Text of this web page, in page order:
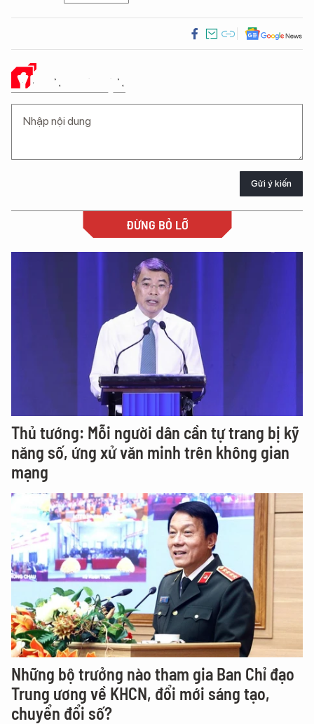
Ý KIẾN CỦA BẠN
Gửi ý kiến
ĐỪNG BỎ LỠ
Thủ tướng: Mỗi người dân cần tự trang bị kỹ
năng số, ứng xử văn minh trên không gian
mạng
Những bộ trưởng nào tham gia Ban Chỉ đạo
Trung ương về KHCN, đổi mới sáng tạo,
chuyển đổi số?